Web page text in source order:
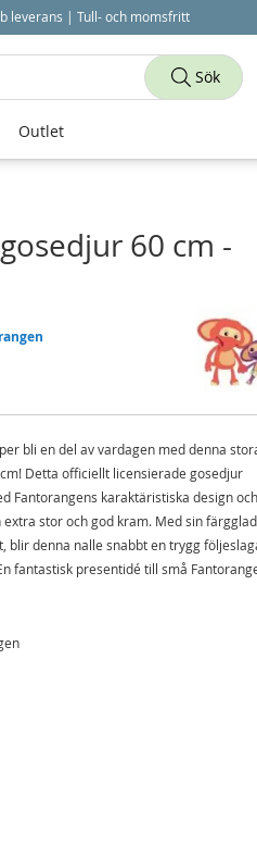
leverans | Tull- och momsfritt
60 cm -
bli en del av vardagen med denna
Detta officiellt licensierade gosedjur
Fantorangens karaktäristiska design
stor och god kram. Med sin
blir denna nalle snabbt en trygg
fantastisk presentidé till små
Super
Sök
Outlet